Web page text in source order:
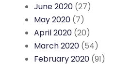
June 2020 (27)
May 2020 (7)
April 2020 (20)
March 2020 (54)
February 2020 (91)